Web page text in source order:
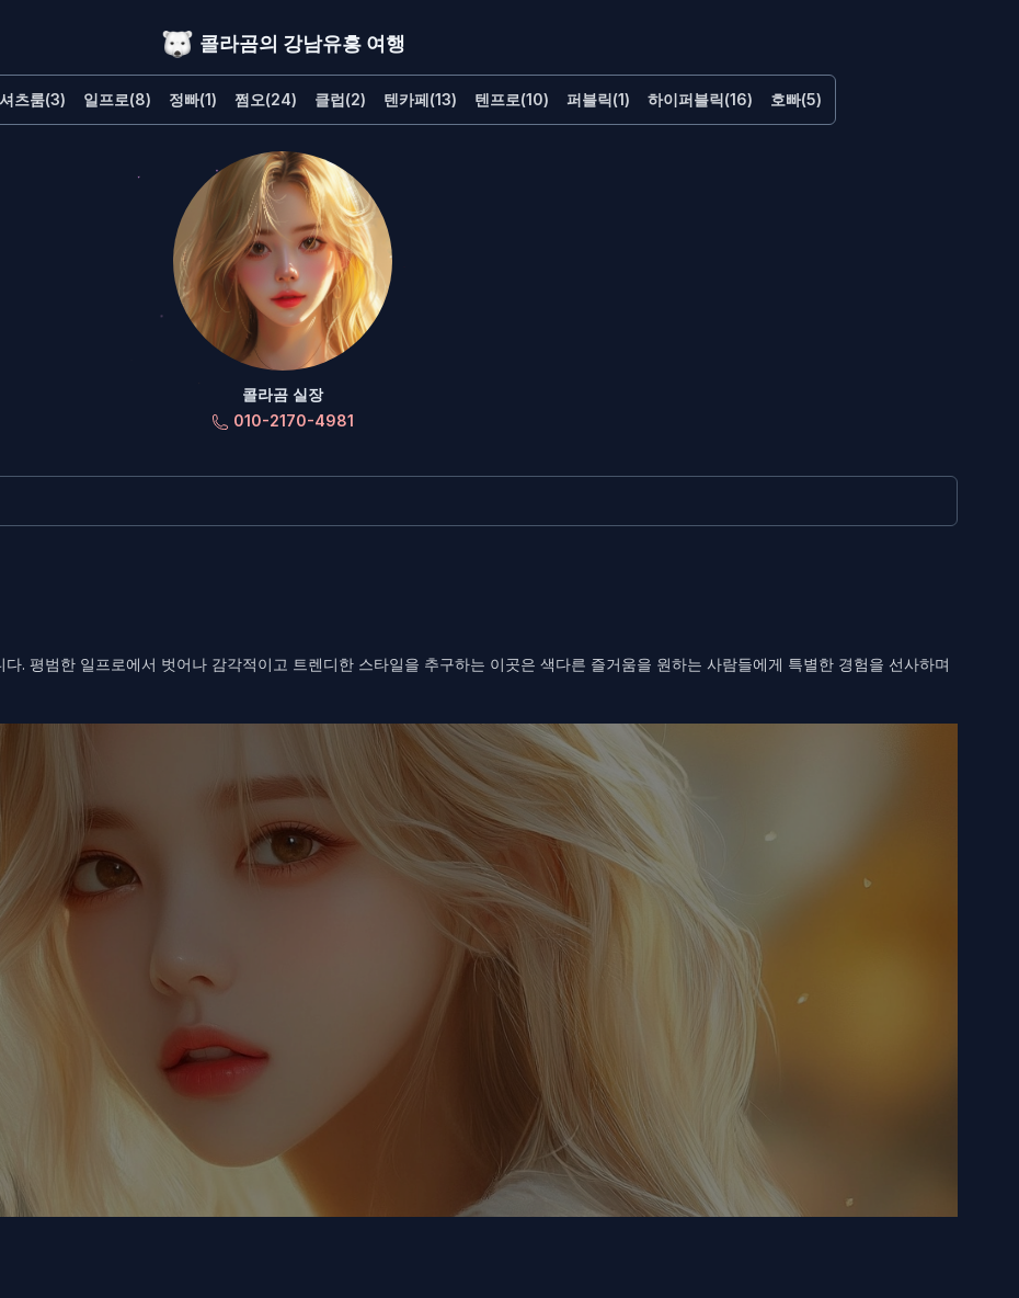
콜라곰의 강남유흥 여행
셔츠룸(3) 일프로(8) 정빠(1) 쩜오(24) 클럽(2) 텐카페(13) 텐프로(10) 퍼블릭(1) 하이퍼블릭(16) 호빠(5)
콜라곰 실장
010-2170-4981
. 평범한 일프로에서 벗어나 감각적이고 트렌디한 스타일을 추구하는 이곳은 색다른 즐거움을 원하는 사람들에게 특별한 경험을 선사하며